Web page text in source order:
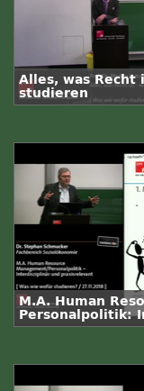
Alles, was Recht
studieren
M.A. Human
Personalpolitik:
praxisrelevant